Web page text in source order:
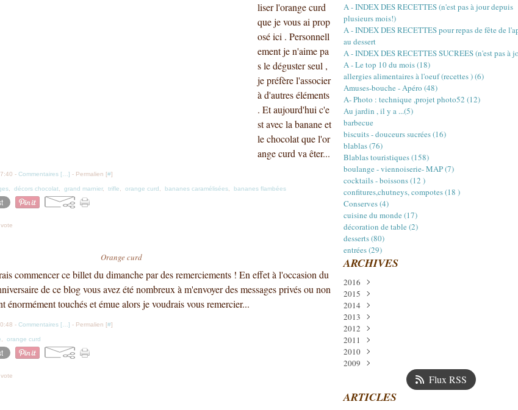
liser l'orange curd
que je vous ai prop
osé ici . Personnell
ement je n'aime pa
s le déguster seul ,
je préfère l'associer
à d'autres éléments
. Et aujourd'hui c'e
st avec la banane et
le chocolat que l'or
ange curd va êter...
- Commentaires [ ] - Permalien [#]
décors chocolat grand marnier, trifle orange curd bananes caramélisées bananes flambées
Orange curd
commencer ce billet du dimanche par des remerciements ! En effet à l'occasion du
de ce blog vous avez été nombreux à m'envoyer des messages privés ou non
énormément touchés et émue alors je voudrais vous remercier...
- Commentaires [ ] - Permalien [#]
orange curd
A - INDEX DES RECETTES (n'est pas à jour depuis
plusieurs mois!)
A - INDEX DES RECETTES pour repas de fête de
au dessert
A - INDEX DES RECETTES SUCREES (n'est pas à
A - Le top 10 du mois (18)
allergies alimentaires à l'oeuf (recettes ) (6)
Amuses-bouche - Apéro (48)
A- Photo : technique ,projet photo52 (12)
Au jardin , il y a ...(5)
barbecue
biscuits - douceurs sucrées (16)
blablas (76)
Blablas touristiques (158)
boulange - viennoiserie- MAP (7)
cocktails - boissons (12 )
confitures,chutneys, compotes (18 )
Conserves (4)
cuisine du monde (17)
décoration de table (2)
desserts (80)
entrées (29)
ARCHIVES
2016
Janvier
2015
Décembre
Juillet
Avril
Mars
Février
2014
Décembre
Novembre
Octobre
Septembre
Août
Mai(2)
2013
Décembre
Octobre
Septembre
Août
Mai(11)
2012
Décembre
Novembre
Octobre
Juillet(11)
2011
Décembre
Novembre
Août(15)
2010
Décembre
Septembre(15)
2009
Octobre(16)
Flux RSS
ARTICLES